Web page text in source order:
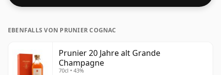
EBENFALLS VON PRUNIER COGNAC
Prunier 20 Jahre alt Grande
Champagne
70cl • 43%